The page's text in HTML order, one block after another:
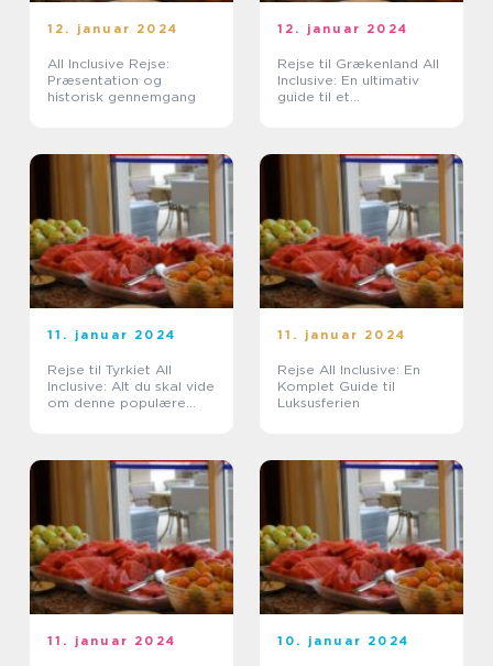
12. januar 2024
All Inclusive Rejse:
Præsentation og
historisk gennemgang
12. januar 2024
Rejse til Grækenland All
Inclusive: En ultimativ
guide til et
11. januar 2024
Rejse til Tyrkiet All
Inclusive: Alt du skal vide
om denne populære
11. januar 2024
Rejse All Inclusive: En
Komplet Guide til
Luksusferien
11. januar 2024 10. januar 2024